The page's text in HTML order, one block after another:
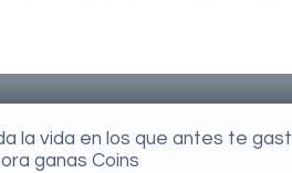
la vida en los que antes te
ganas Coins